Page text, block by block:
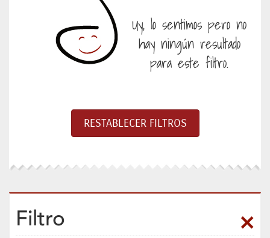
Uy, lo sentimos pero no
hay ningún resultado
para este filtro.
Filtro